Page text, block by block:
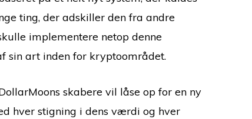
ting, der adskiller den fra andre
implementere netop denne
sin art inden for kryptoområdet.
skabere vil låse op for en ny
hver stigning i dens værdi og hver